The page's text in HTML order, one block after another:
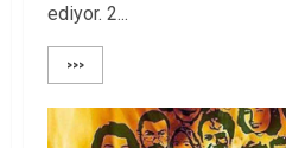
ediyor. 2...
>>>